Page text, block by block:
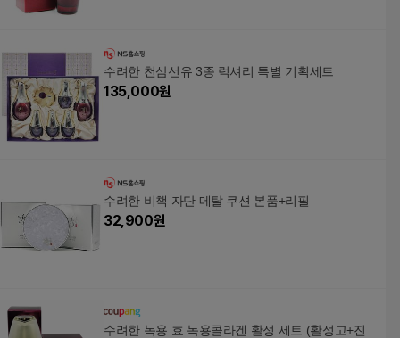
수려한 천삼선유 3종 럭셔리 특별 기획세트
135,000원
수려한 비책 자단 메탈 쿠션 본품+리필
32,900원
수려한 녹용 효 녹용콜라겐 활성 세트 (활성고+진